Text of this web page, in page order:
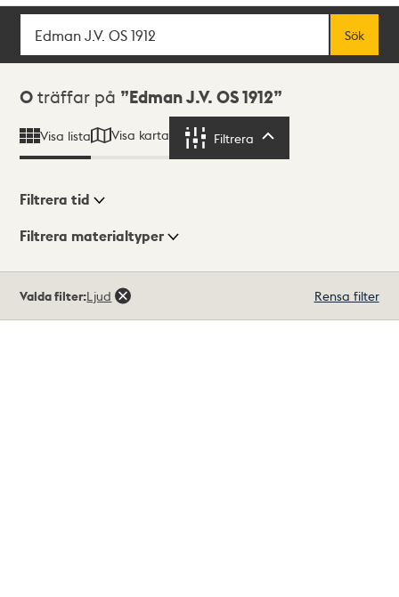
Sök
Sök
Sökresultat
0 träffar på Edman J.V. OS 1912
Visa lista Visa karta Filtrera
Visningsläge
Filtrera tid
Filtrera materialtyper
träffar
Valda filter:Ljud Rensa filter